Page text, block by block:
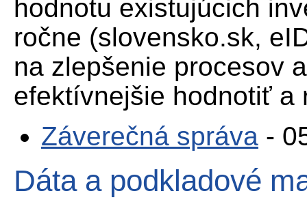
hodnotu existujúcich
ročne (slovensko.sk,
na zlepšenie procesov
efektívnejšie hodnotiť
Záverečná správa -
Dáta a podkladové